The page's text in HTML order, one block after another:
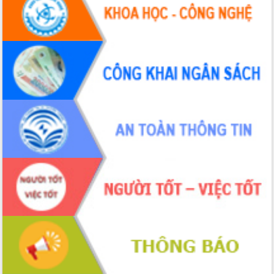
Đắk Lắk: Tôn vinh 46 giải pháp tại Hội
thi Sáng tạo Kỹ thuật 2024 - 2025
Đắk Lắk rà soát, điều chỉnh Đề án 190
về phát triển nuôi trồng thủy sản
Phó Chủ tịch UBND tỉnh Đắk Lắk
Trương Công Thái kiểm tra thực địa
Dự án cao tốc Khánh Hòa - Buôn Ma
Thuột
Định vị cà phê Việt Nam như một “di
sản sống” trong dòng chảy toàn cầu
Xây dựng nông thôn mới: Nâng cao đời
sống người dân từ những mô hình thiết
thực
Quyết liệt tháo gỡ vướng mắc, đẩy
nhanh tiến độ các dự án trọng điểm
trong Khu kinh tế Nam Phú Yên
Hòn Yến phát triển du lịch gắn với bảo
tồn biển
Lấy ý kiến điều chỉnh Quy hoạch tỉnh
Đắk Lắk thời kỳ 2021-2030, tầm nhìn